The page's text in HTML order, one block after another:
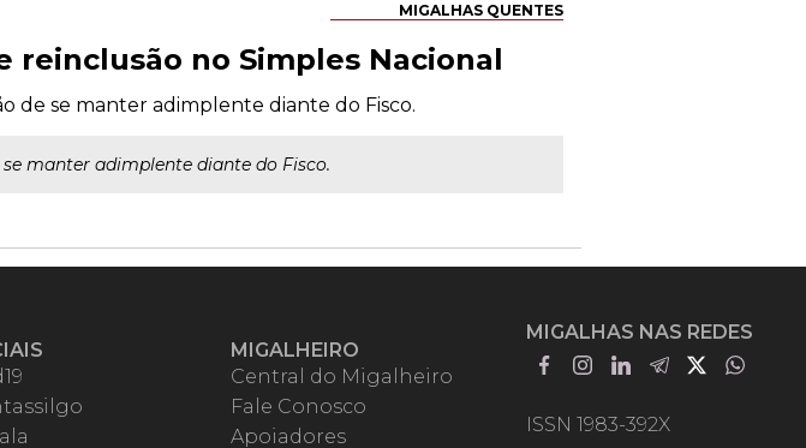
MIGALHAS QUENTES
reinclusão no Simples Nacional
de se manter adimplente diante do Fisco.
manter adimplente diante do Fisco.
MIGALHEIRO
Central do Migalheiro
Fale Conosco
Apoiadores
MIGALHAS NAS REDES
ISSN 1983-392X